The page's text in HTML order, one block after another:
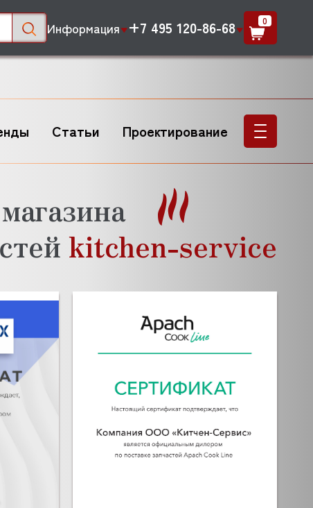
Информация +7 495 120-86-68 0
Статьи Проектирование
kitchen-service